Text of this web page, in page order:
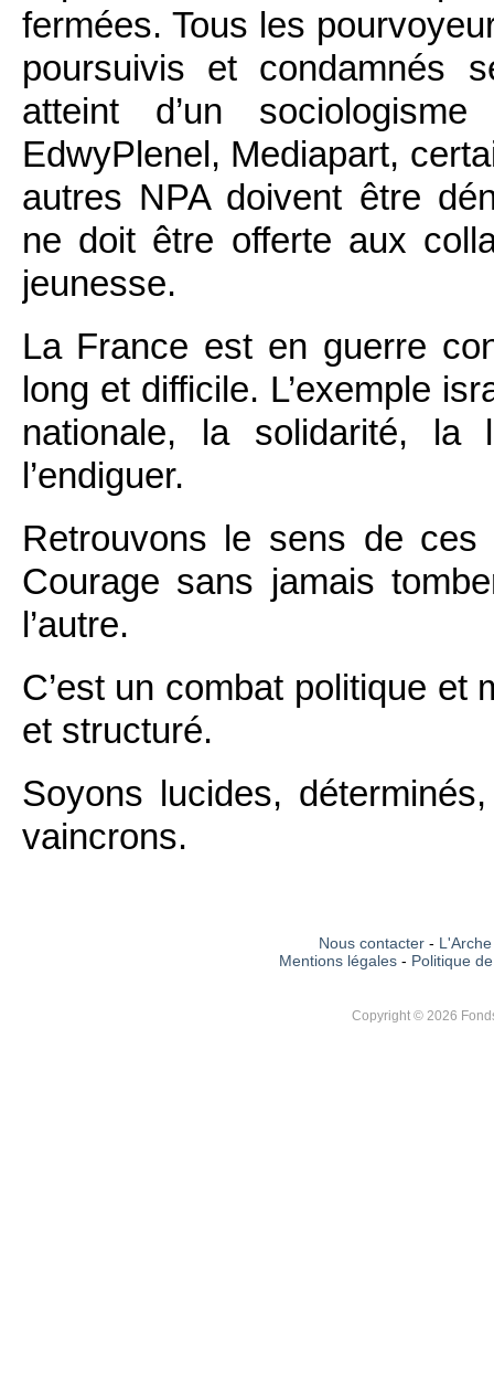
fermées. Tous les
poursuivis et condamnés
atteint d’un
EdwyPlenel, Mediapart,
autres NPA doivent être
ne doit être offerte aux
jeunesse.
La France est en guerre
long et difficile. L’exemple
nationale, la solidarité, la
l’endiguer.
Retrouvons le sens de
Courage sans jamais
l’autre.
C’est un combat politique et
et structuré.
Soyons lucides,
vaincrons.
Nous contacter-
Mentions légales - Politique
Copyright © 2026